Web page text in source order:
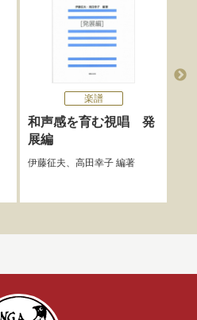
楽譜
和声感を育む視唱 発
展編
伊藤征夫、 高田幸子編著